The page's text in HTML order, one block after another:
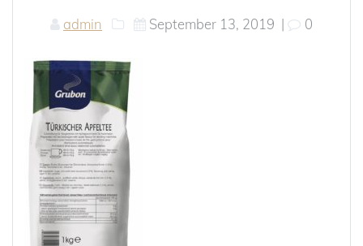
admin September 13, 2019 | 0